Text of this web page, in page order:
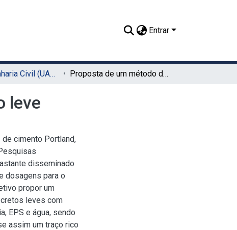
Entrar
TCC - Engenharia Civil (UACSA) Proposta de um método de dosagem para concreto leve
leve
cimento Portland,
disseminado
dosagens para o
propor um
leves com
EPS e água, sendo
assim um traço rico